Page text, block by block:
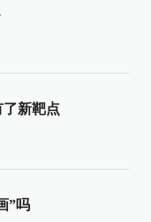
新靶点
”吗